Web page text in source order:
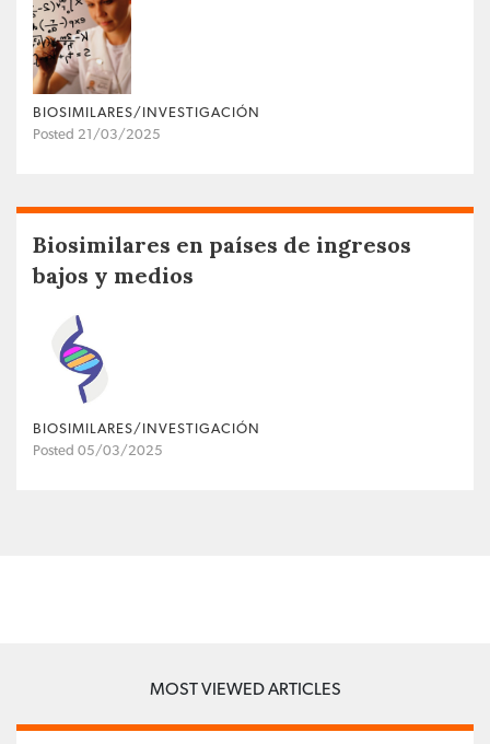
BIOSIMILARES/INVESTIGACIÓN
Posted 21/03/2025
Biosimilares en países de ingresos
bajos y medios
BIOSIMILARES/INVESTIGACIÓN
Posted 05/03/2025
MOST VIEWED ARTICLES